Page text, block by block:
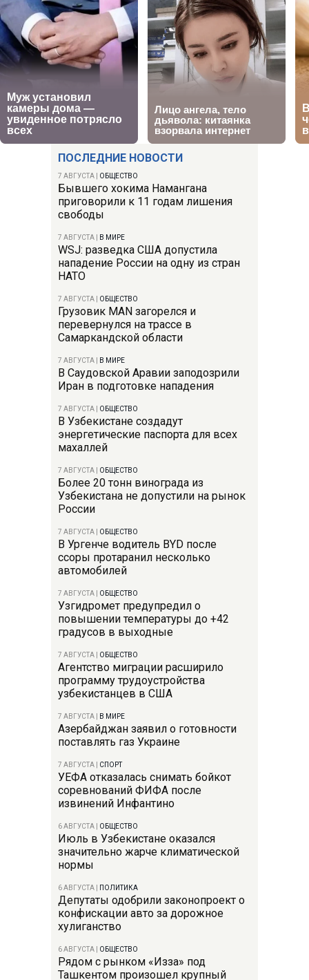
ПОСЛЕДНИЕ НОВОСТИ
7 АВГУСТА ОБЩЕСТВО
Бывшего хокима Намангана
приговорили к 11 годам лишения
свободы
7 АВГУСТА В МИРЕ
WSJ: разведка США допустила
нападение России на одну из стран
НАТО
7 АВГУСТА ОБЩЕСТВО
Грузовик MAN загорелся и
перевернулся на трассе в
Самаркандской области
7 АВГУСТА В МИРЕ
В Саудовской Аравии заподозрили
Иран в подготовке нападения
7 АВГУСТА ОБЩЕСТВО
В Узбекистане создадут
энергетические паспорта для всех
махаллей
7 АВГУСТА ОБЩЕСТВО
Более 20 тонн винограда из
Узбекистана не допустили на рынок
России
7 АВГУСТА ОБЩЕСТВО
В Ургенче водитель BYD после
ссоры протаранил несколько
автомобилей
7 АВГУСТА ОБЩЕСТВО
Узгидромет предупредил о
повышении температуры до +42
градусов в выходные
7 АВГУСТА ОБЩЕСТВО
Агентство миграции расширило
программу трудоустройства
узбекистанцев в США
7 АВГУСТА В МИРЕ
Азербайджан заявил о готовности
поставлять газ Украине
7 АВГУСТА СПОРТ
УЕФА отказалась снимать бойкот
соревнований ФИФА после
извинений Инфантино
6 АВГУСТА ОБЩЕСТВО
Июль в Узбекистане оказался
значительно жарче климатической
нормы
6 АВГУСТА ПОЛИТИКА
Депутаты одобрили законопроект о
конфискации авто за дорожное
хулиганство
6 АВГУСТА ОБЩЕСТВО
Рядом с рынком «Изза» под
Ташкентом произошел крупный